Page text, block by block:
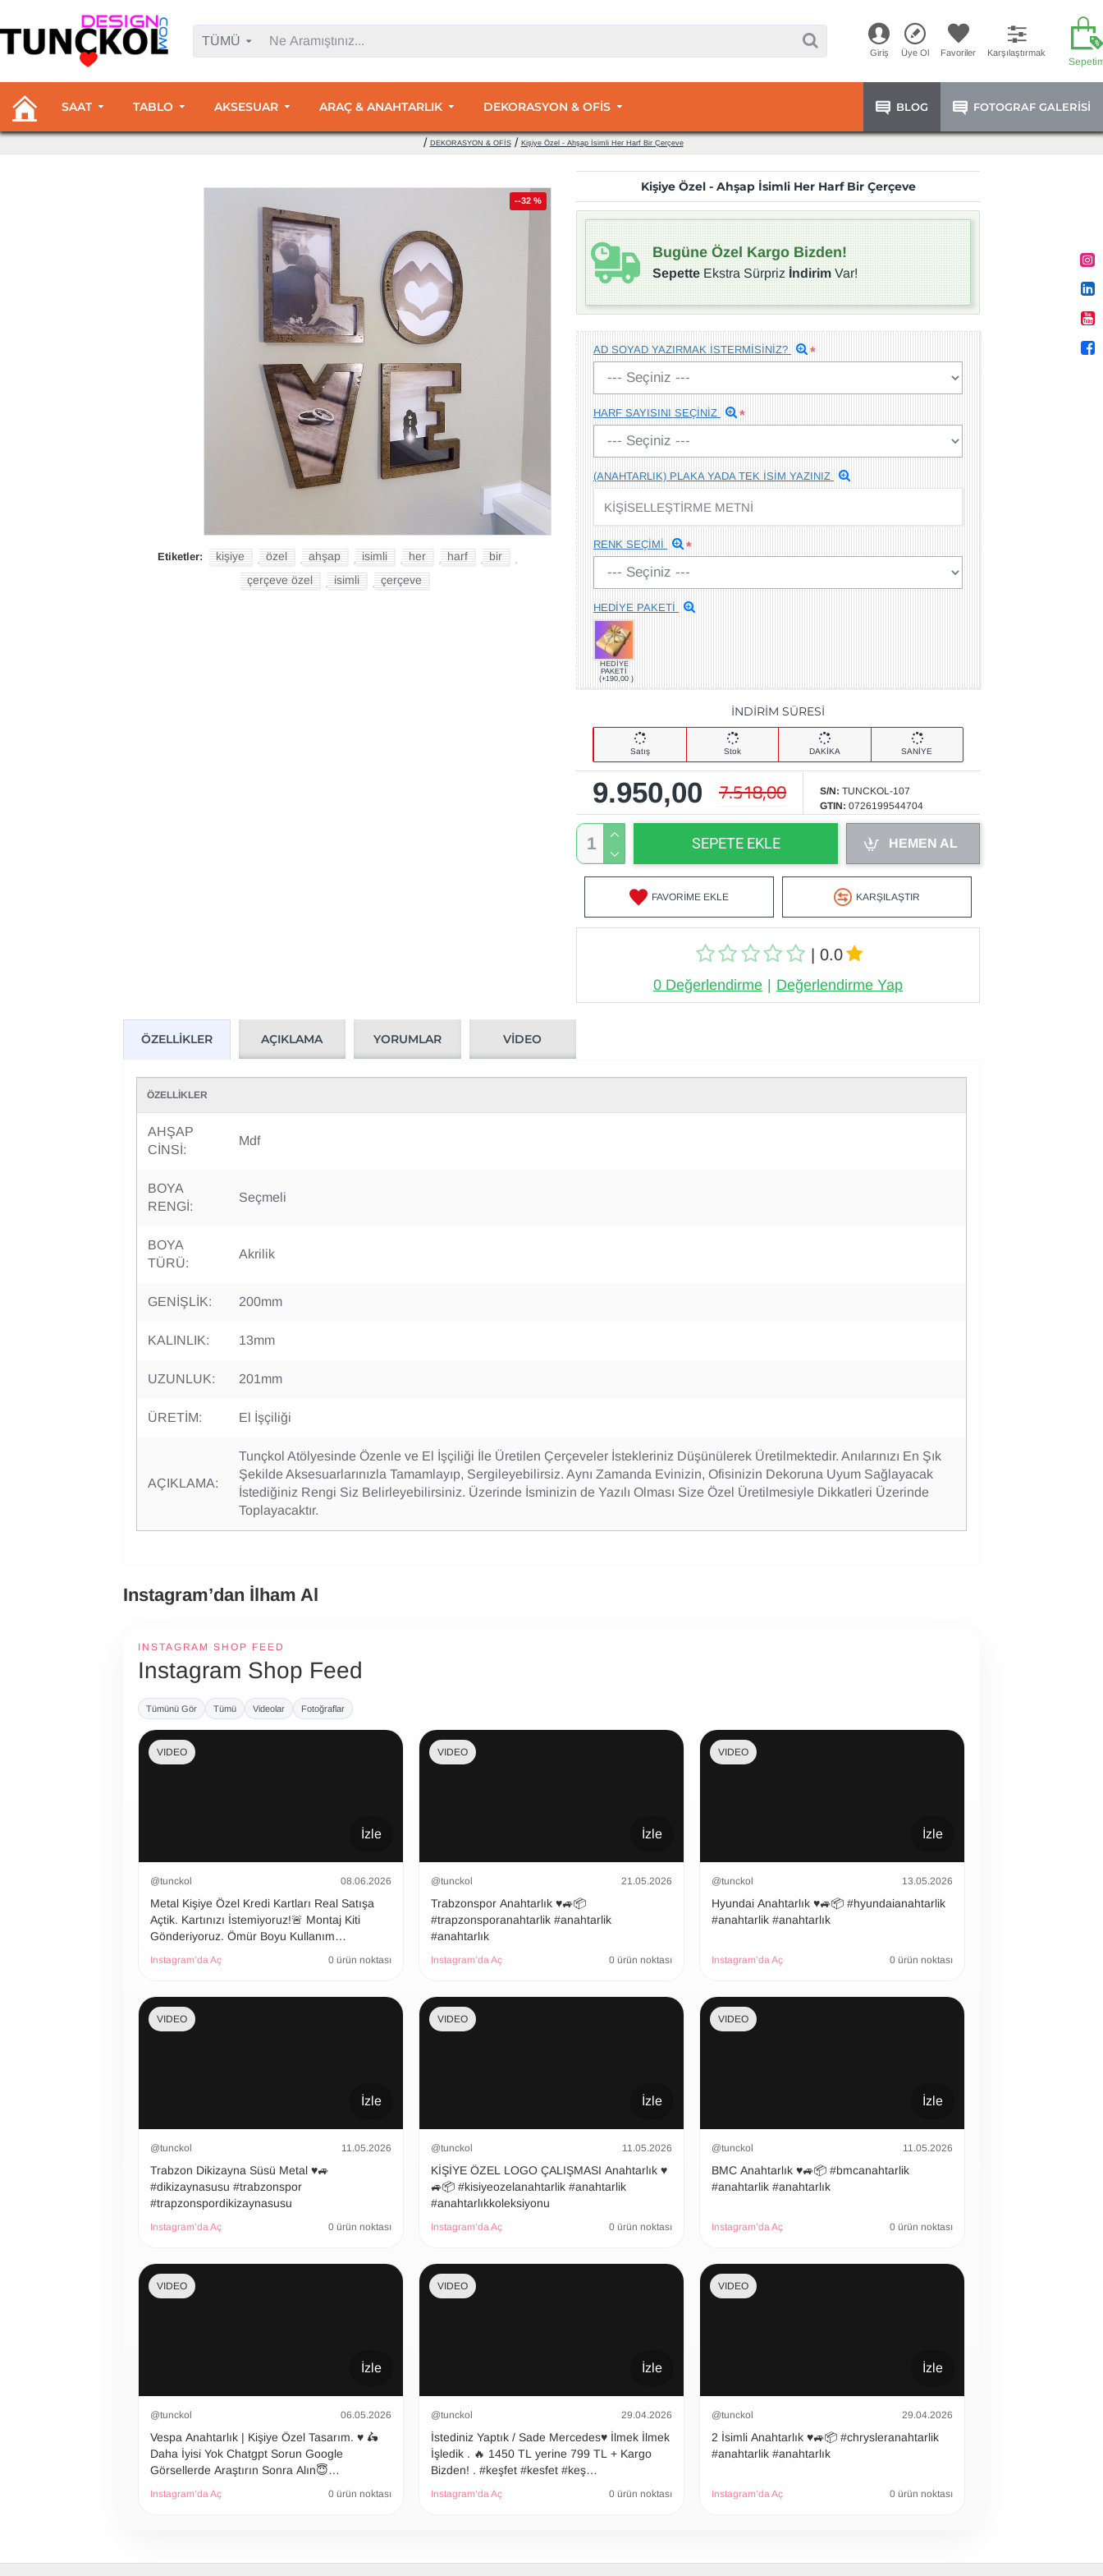
TÜMÜ
Giriş Üye Ol Favoriler Karşılaştırmak
SAAT TABLO AKSESUAR ARAÇ & ANAHTARLIK DEKORASYON & OFİS BLOG FOTOGRAF GALERISI
DEKORASYON & OFİS Kişiye Özel - Ahşap İsimli Her Harf Bir Çerçeve
--32 %
Etiketler: kişiye , özel , ahşap , isimli , her , harf , bir ,
çerçeve özel , isimli , çerçeve
Kişiye Özel - Ahşap İsimli Her Harf Bir Çerçeve
| 0.0
0 Değerlendirme Değerlendirme Yap
İNDİRİM SÜRESİ
Satış Stok DAKİKA SANİYE
9.950,00 7.518,00 S/N: TUNCKOL-107
GTIN: 0726199544704
AD SOYAD YAZIRMAK İSTERMİSİNİZ?
HARF SAYISINI SEÇİNİZ
(ANAHTARLIK) PLAKA YADA TEK İSİM YAZINIZ
RENK SEÇİMİ
HEDİYE PAKETİ
HEDİYE
PAKETİ
(+190,00 )
SEPETE EKLE HEMEN AL
FAVORIME EKLE KARŞILAŞTIR
Bugüne Özel Kargo Bizden!
SepetteEkstra SürprizİndirimVar!
ÖZELLIKLER AÇIKLAMA YORUMLAR VIDEO
ÖZELLİKLER
AHŞAP
CİNSİ:
Mdf
BOYA
RENGİ:
Seçmeli
BOYA
TÜRÜ:
Akrilik
GENİŞLİK: 200mm
KALINLIK: 13mm
UZUNLUK: 201mm
ÜRETİM: El İşçiliği
AÇIKLAMA:
Tunçkol Atölyesinde Özenle ve El İşçiliği İle Üretilen Çerçeveler İstekleriniz Düşünülerek Üretilmektedir. Anılarınızı En Şık
Şekilde Aksesuarlarınızla Tamamlayıp, Sergileyebilirsiz. Aynı Zamanda Evinizin, Ofisinizin Dekoruna Uyum Sağlayacak
İstediğiniz Rengi Siz Belirleyebilirsiniz. Üzerinde İsminizin de Yazılı Olması Size Özel Üretilmesiyle Dikkatleri Üzerinde
Toplayacaktır.
Instagram’dan İlham Al
INSTAGRAM SHOP FEED
Instagram Shop Feed
Tümünü Gör Tümü Videolar Fotoğraflar
İzle
VIDEO
@tunckol 08.06.2026
Metal Kişiye Özel Kredi Kartları Real Satışa
Açtik. Kartınızı İstemiyoruz!🚨 Montaj Kiti
Gönderiyoruz. Ömür Boyu Kullanım…
Instagram’da Aç 0 ürün noktası
İzle
VIDEO
@tunckol 21.05.2026
Trabzonspor Anahtarlık ♥️🚙📦
#trapzonsporanahtarlik #anahtarlik
#anahtarlık
Instagram’da Aç 0 ürün noktası
İzle
VIDEO
@tunckol 13.05.2026
Hyundai Anahtarlık ♥️🚙📦 #hyundaianahtarlik
#anahtarlik #anahtarlık
Instagram’da Aç 0 ürün noktası
İzle
VIDEO
@tunckol 11.05.2026
Trabzon Dikizayna Süsü Metal ♥️🚙
#dikizaynasusu #trabzonspor
#trapzonspordikizaynasusu
Instagram’da Aç 0 ürün noktası
İzle
VIDEO
@tunckol 11.05.2026
KİŞİYE ÖZEL LOGO ÇALIŞMASI Anahtarlık ♥️
🚙📦 #kisiyeozelanahtarlik #anahtarlik
#anahtarlıkkoleksiyonu
Instagram’da Aç 0 ürün noktası
İzle
VIDEO
@tunckol 11.05.2026
BMC Anahtarlık ♥️🚙📦 #bmcanahtarlik
#anahtarlik #anahtarlık
Instagram’da Aç 0 ürün noktası
İzle
VIDEO
@tunckol 06.05.2026
Vespa Anahtarlık | Kişiye Özel Tasarım. ♥️ 🛵
Daha İyisi Yok Chatgpt Sorun Google
Görsellerde Araştırın Sonra Alın😇…
Instagram’da Aç 0 ürün noktası
İzle
VIDEO
@tunckol 29.04.2026
İstediniz Yaptık / Sade Mercedes♥️ İlmek İlmek
İşledik . 🔥 1450 TL yerine 799 TL + Kargo
Bizden! . #keşfet #kesfet #keş…
Instagram’da Aç 0 ürün noktası
İzle
VIDEO
@tunckol 29.04.2026
2 İsimli Anahtarlık ♥️🚙📦 #chrysleranahtarlik
#anahtarlik #anahtarlık
Instagram’da Aç 0 ürün noktası